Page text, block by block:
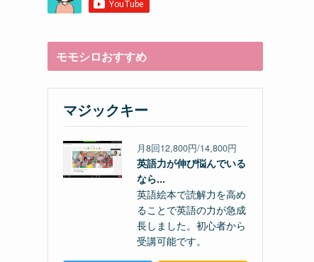
モモシロおすすめ
マジックキー
月8回12,800円/14,800円
英語力が伸び悩んでいる
なら...
英語絵本で読解力を高め
ることで英語の力が急成
長しました。初心者から
受講可能です。